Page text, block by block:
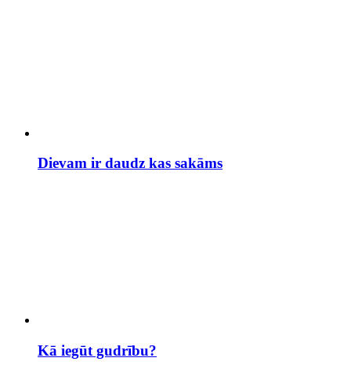
Dievam ir daudz kas sakāms
Kā iegūt gudrību?